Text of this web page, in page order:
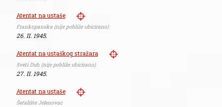
Atentat na ustaše
Frankopanska (nije pobliže ubicirano)
26. II. 1945.
Atentat na ustaškog stražara
Sveti Duh (nije pobliže ubicirano)
27. II. 1945.
Atentat na ustaše
Šetalište Jelenovac